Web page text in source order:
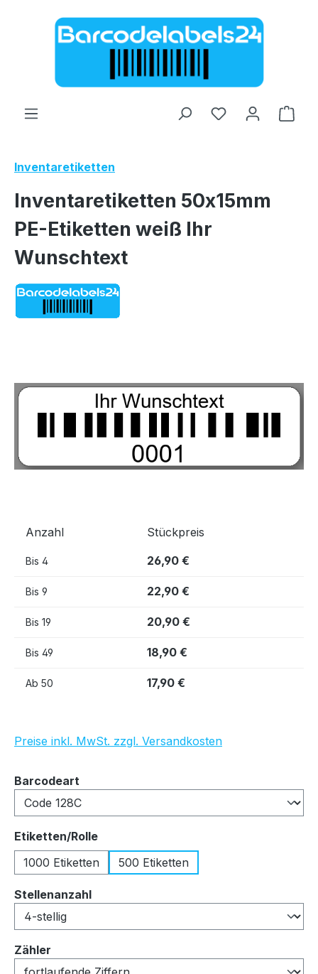
Zum Hauptinhalt springen
Inventaretiketten
Inventaretiketten 50x15mm
PE-Etiketten weiß Ihr
Wunschtext
Anzahl Stückpreis
Bis 4 26,90 €
Bis 9 22,90 €
Bis 19 20,90 €
Bis 49 18,90 €
Ab 50 17,90 €
Preise inkl. MwSt. zzgl. Versandkosten
Barcodeart
Etiketten/Rolleauswählen
1000 Etiketten
500 Etiketten
Stellenanzahlauswählen
Zähler